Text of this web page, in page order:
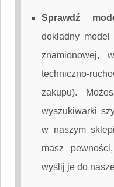
Sprawdź
dokładny
znamionowej,
techniczno-
zakupu).
wyszukiwarki
w naszym
masz
wyślij je do